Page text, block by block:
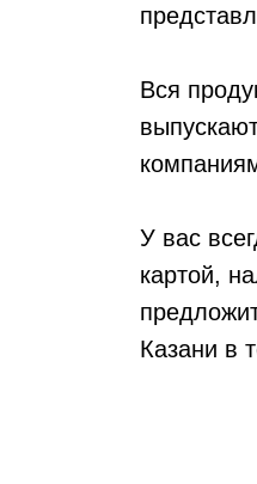
Вся
У вас
картой,
Казани в